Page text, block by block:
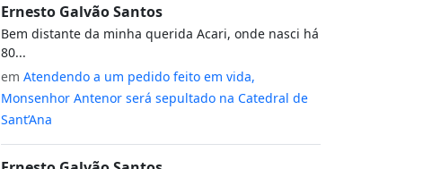
Ernesto Galvão Santos
Bem distante da minha querida Acari, onde nasci há
80...
em Atendendo a um pedido feito em vida,
Monsenhor Antenor será sepultado na Catedral de
Sant’Ana